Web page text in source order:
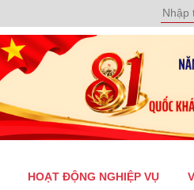
HOẠT ĐỘNG NGHIỆP VỤ